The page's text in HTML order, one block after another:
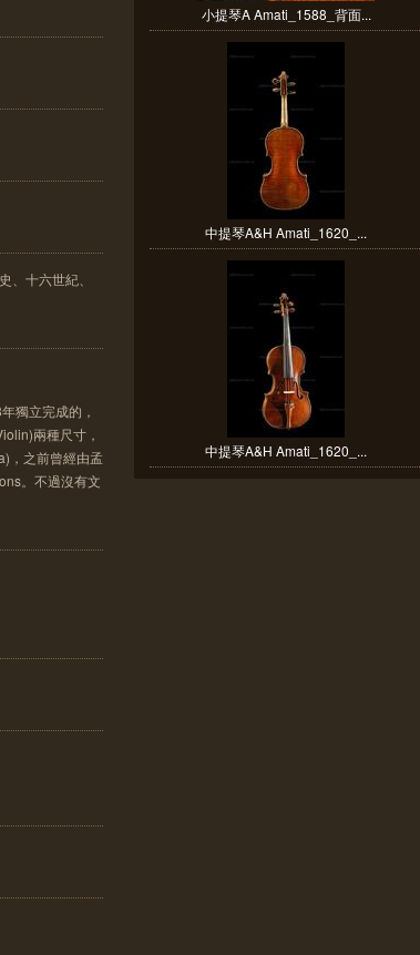
十六世紀、
獨立完成的，
兩種尺寸，
，之前曾經由孟
。不過沒有文
小提琴A Amati_1588_背面...
中提琴A&H Amati_1620_...
中提琴A&H Amati_1620_...